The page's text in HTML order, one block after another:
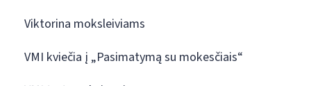
Viktorina moksleiviams
VMI kviečia į „Pasimatymą su mokesčiais“